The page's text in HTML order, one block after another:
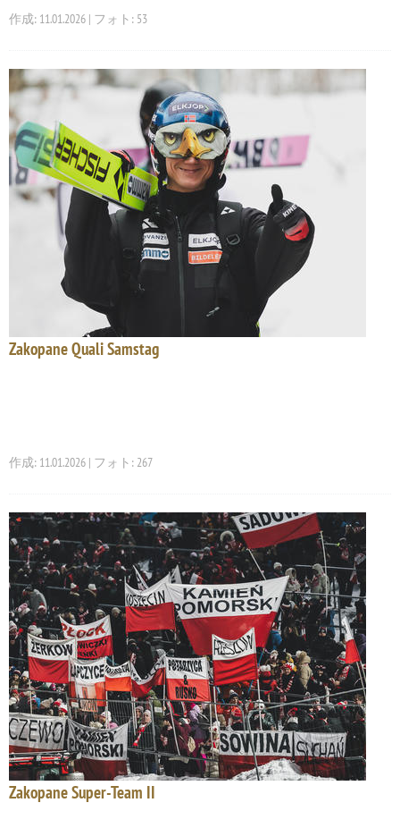
作成: 11.01.2026 | フォト: 53
Zakopane Quali Samstag
作成: 11.01.2026 | フォト: 267
Zakopane Super-Team II